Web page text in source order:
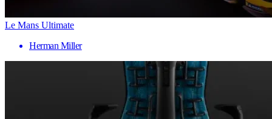
Le Mans Ultimate
Herman Miller